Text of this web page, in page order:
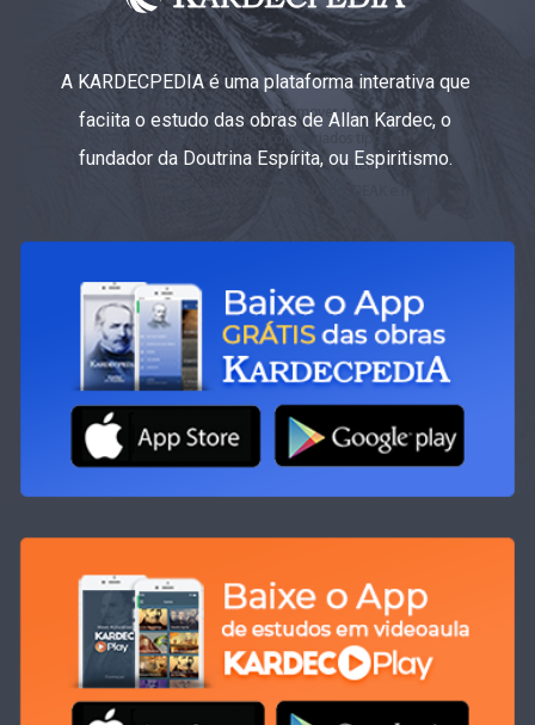
A KARDECPEDIA é uma plataforma interativa que
faciita o estudo das obras de Allan Kardec, o
fundador da Doutrina Espírita, ou Espiritismo.